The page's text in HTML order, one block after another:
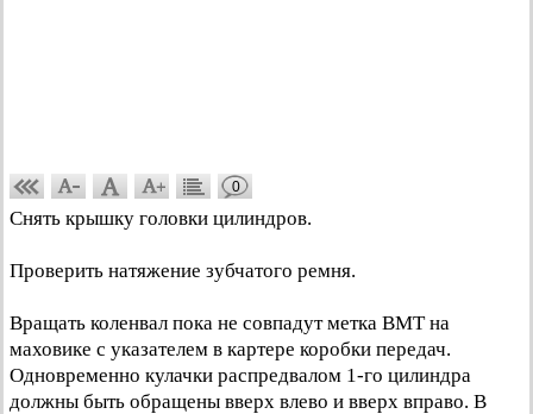
0
Снять крышку головки цилиндров.
Проверить натяжение зубчатого ремня.
Вращать коленвал пока не совпадут метка ВМТ на
маховике с указателем в картере коробки передач.
Одновременно кулачки распредвалом 1-го цилиндра
должны быть обращены вверх влево и вверх вправо. В